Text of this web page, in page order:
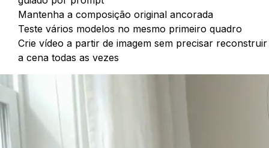
Mantenha a composição original ancorada
Teste vários modelos no mesmo primeiro quadro
Crie vídeo a partir de imagem sem precisar reconstruir
a cena todas as vezes